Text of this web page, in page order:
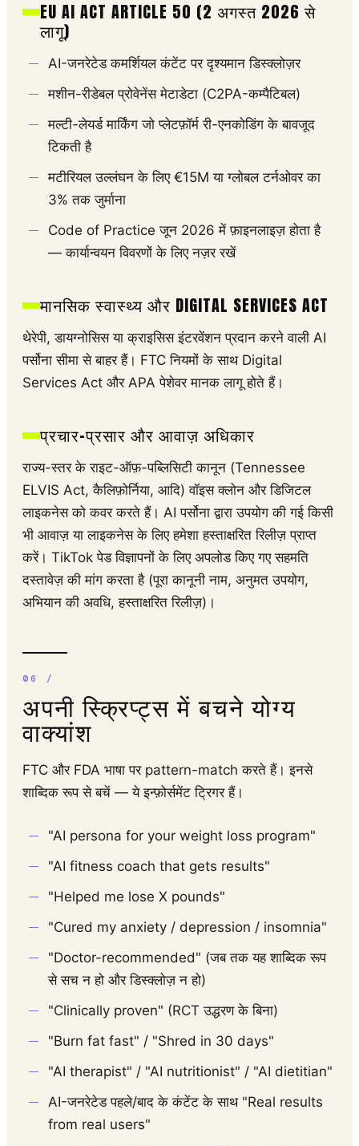
EU AI ACT ARTICLE 50 (2 अगस्त 2026 से
लागू)
AI-जनरेटेड कमर्शियल कंटेंट पर दृश्यमान डिस्क्लोज़र
मशीन-रीडेबल प्रोवेनेंस मेटाडेटा (C2PA-कम्पैटिबल)
मल्टी-लेयर्ड मार्किंग जो प्लेटफ़ॉर्म री-एनकोडिंग के बावजूद
टिकती है
मटीरियल उल्लंघन के लिए €15M या ग्लोबल टर्नओवर का
3% तक जुर्माना
Code of Practice जून 2026 में फ़ाइनलाइज़ होता है
— कार्यान्वयन विवरणों के लिए नज़र रखें
मानसिक स्वास्थ्य और DIGITAL SERVICES ACT
थेरेपी, डायग्नोसिस या क्राइसिस इंटरवेंशन प्रदान करने वाली AI
पर्सोना सीमा से बाहर हैं। FTC नियमों के साथ Digital
Services Act और APA पेशेवर मानक लागू होते हैं।
प्रचार-प्रसार और आवाज़ अधिकार
राज्य-स्तर के राइट-ऑफ़-पब्लिसिटी कानून (Tennessee
ELVIS Act, कैलिफ़ोर्निया, आदि) वॉइस क्लोन और डिजिटल
लाइकनेस को कवर करते हैं। AI पर्सोना द्वारा उपयोग की गई किसी
भी आवाज़ या लाइकनेस के लिए हमेशा हस्ताक्षरित रिलीज़ प्राप्त
करें। TikTok पेड विज्ञापनों के लिए अपलोड किए गए सहमति
दस्तावेज़ की मांग करता है (पूरा कानूनी नाम, अनुमत उपयोग,
अभियान की अवधि, हस्ताक्षरित रिलीज़)।
अपनी स्क्रिप्ट्स में बचने योग्य
वाक्यांश
FTC और FDA भाषा पर pattern-match करते हैं। इनसे
शाब्दिक रूप से बचें — ये इन्फ़ोर्समेंट ट्रिगर हैं।
"AI persona for your weight loss program"
"AI fitness coach that gets results"
"Helped me lose X pounds"
"Cured my anxiety / depression / insomnia"
"Doctor-recommended" (जब तक यह शाब्दिक रूप
से सच न हो और डिस्क्लोज़ न हो)
"Clinically proven" (RCT उद्धरण के बिना)
"Burn fat fast" / "Shred in 30 days"
"AI therapist" / "AI nutritionist" / "AI dietitian"
AI-जनरेटेड पहले/बाद के कंटेंट के साथ "Real results
from real users"